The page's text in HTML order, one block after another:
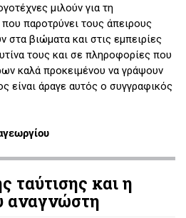
μιλούν για τη
παροτρύνει τους άπειρους
στα βιώματα και στις εμπειρίες
τους και σε πληροφορίες που
καλά προκειμένου να γράψουν
είναι άραγε αυτός ο συγγραφικός
ταύτισης και η
αναγνώστη